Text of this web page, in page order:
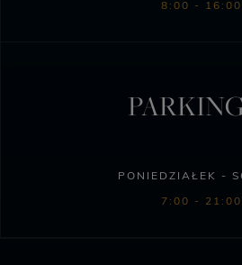
8:00 - 16:00
PONIEDZIAŁEK -
7:00 - 21:00